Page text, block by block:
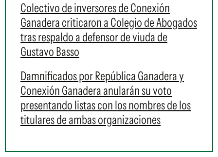
Colectivo de inversores de Conexión
Ganadera criticaron a Colegio de Abogados
tras respaldo a defensor de viuda de
Gustavo Basso
Damnificados por República Ganadera y
Conexión Ganadera anularán su voto
presentando listas con los nombres de los
titulares de ambas organizaciones